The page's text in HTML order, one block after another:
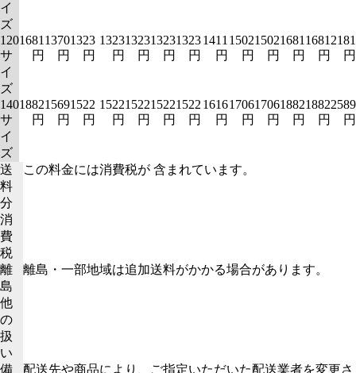
イ
ズ
120
サ
イ
ズ
1681
円
1370
円
1323
円
1323
円
1323
円
1323
円
1323
円
1411
円
1502
円
1502
円
1681
円
1681
円
2181
円
140
サ
イ
ズ
1882
円
1569
円
1522
円
1522
円
1522
円
1522
円
1522
円
1616
円
1706
円
1706
円
1882
円
1882
円
2589
円
送
料
分
消
費
税
この料金には消費税が 含まれています。
離
島
他
の
扱
い
離島・一部地域は追加送料がかかる場合があります。
備
配送先や商品により、ご指定いただいた配送業者を変更さ